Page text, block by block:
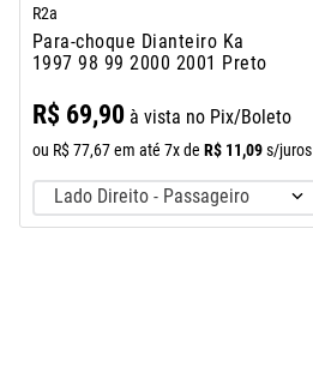
R2a
Para-choque Dianteiro Ka
1997 98 99 2000 2001 Preto
R$ 69,90à vista no Pix/Boleto
ou R$77,67em até 7x de R$ 11,09s/juros
Lado Direito - Passageiro